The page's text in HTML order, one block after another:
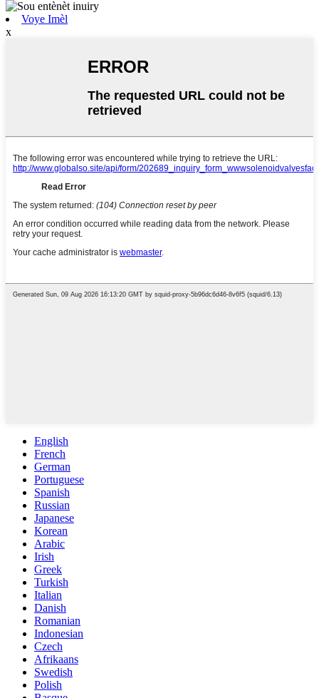
Voye Imèl
x
English
French
German
Portuguese
Spanish
Russian
Japanese
Korean
Arabic
Irish
Greek
Turkish
Italian
Danish
Romanian
Indonesian
Czech
Afrikaans
Swedish
Polish